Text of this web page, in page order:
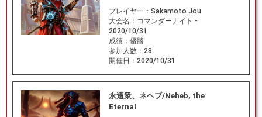
プレイヤー： Sakamoto Jou
大会名： コマンダーナイト -
2020/10/31
成績： 優勝
参加人数： 28
開催日： 2020/10/31
永遠衆、ネヘブ/Neheb, the
Eternal